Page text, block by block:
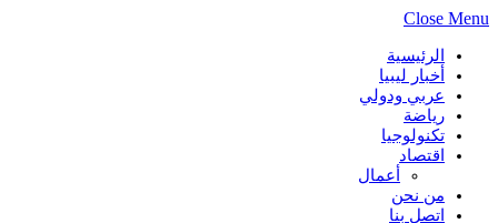
Close Menu
الرئيسية
أخبار ليبيا
عربي ودولي
رياضة
تكنولوجيا
اقتصاد
أعمال
من نحن
اتصل بنا